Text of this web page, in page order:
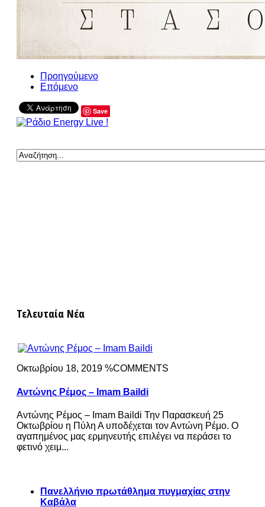
Προηγούμενο
Επόμενο
Save
Τελευταία Νέα
Οκτωβρίου 18, 2019 %COMMENTS
Αντώνης Ρέμος – Imam Baildi
Αντώνης Ρέμος – Imam Baildi Την Παρασκευή 25
Οκτωβρίου η Πύλη Α υποδέχεται τον Αντώνη Ρέμο. Ο
αγαπημένος μας ερμηνευτής επιλέγει να περάσει το
φετινό χειμ...
Πανελλήνιο πρωτάθλημα πυγμαχίας στην
Καβάλα